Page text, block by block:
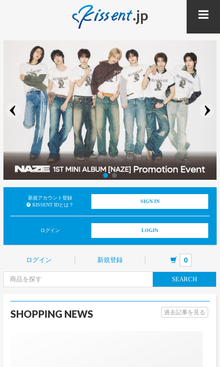
新規アカウント登録
KISSENT IDとは？
SIGN IN
ログイン LOGIN
ログイン 新規登録 0
SEARCH
SHOPPING NEWS 過去記事を見る